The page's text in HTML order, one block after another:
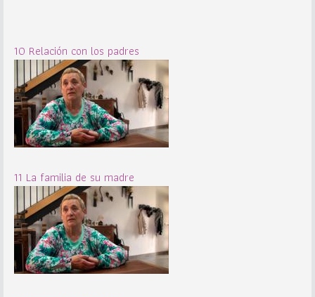
10 Relación con los padres
11 La familia de su madre